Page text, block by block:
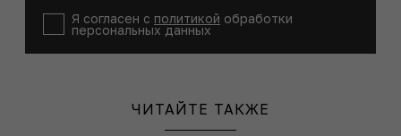
Я согласен с политикой обработки
персональных данных
ЧИТАЙТЕ ТАКЖЕ